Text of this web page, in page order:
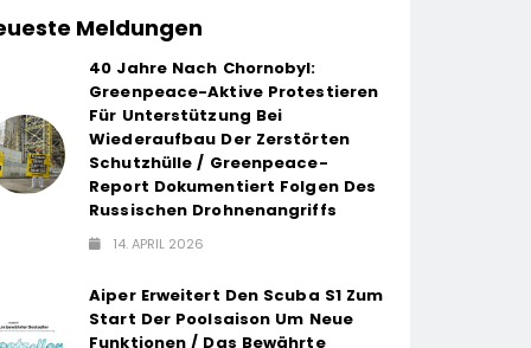
Meldungen
40 Jahre Nach Chornobyl:
Greenpeace-Aktive Protestieren
Für Unterstützung Bei
Wiederaufbau Der Zerstörten
Schutzhülle / Greenpeace-
Report Dokumentiert Folgen Des
Russischen Drohnenangriffs
14. APRIL 2026
Aiper Erweitert Den Scuba S1 Zum
Start Der Poolsaison Um Neue
Funktionen / Das Bewährte